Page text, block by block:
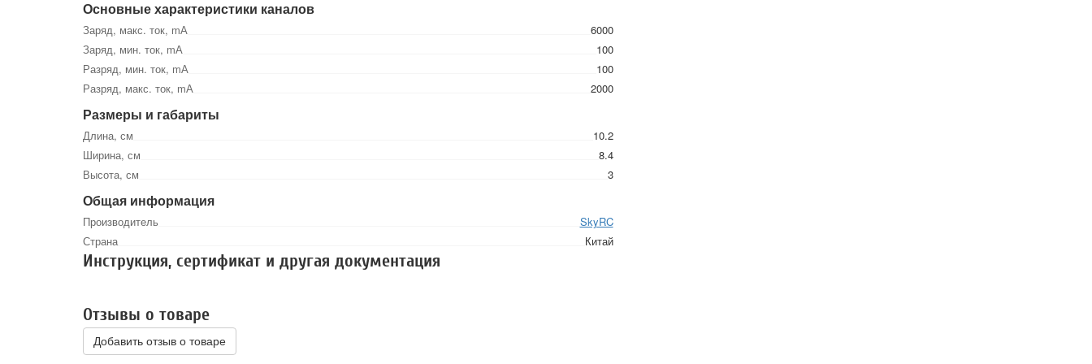
Основные характеристики каналов
Заряд, макс. ток, mА
6000
Заряд, мин. ток, mА
100
Разряд, мин. ток, mА
100
Разряд, макс. ток, mА
2000
Размеры и габариты
Длина, см
10.2
Ширина, см
8.4
Высота, см
3
Общая информация
Производитель
SkyRC
Страна
Китай
Инструкция, сертификат и другая документация
Отзывы о товаре
Добавить отзыв о товаре